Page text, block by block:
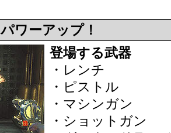
ワーアップ！
登場する武器
・レンチ
・ピストル
・マシンガン
・ショットガン